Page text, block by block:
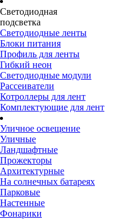
Светодиодная
подсветка
Светодиодные ленты
Блоки питания
Профиль для ленты
Гибкий неон
Светодиодные модули
Рассеиватели
Котроллеры для лент
Комплектующие для лент
Уличное освещение
Уличные
Ландшафтные
Прожекторы
Архитектурные
На солнечных батареях
Парковые
Настенные
Фонарики